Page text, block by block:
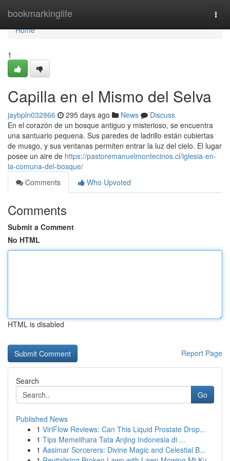
bookmarkinglife
Home
Home
1
Capilla en el Mismo del Selva
jaybpln032866 295 days ago News
Discuss
En el corazón de un bosque antiguo y misterioso, se encuentra
una santuario pequena. Sus paredes de ladrillo están cubiertas
de musgo, y sus ventanas permiten entrar la luz del cielo. El lugar
posee un aire de https://pastoremanuelmontecinos.cl/iglesia-en-
la-comuna-del-bosque/
Comments
Who Upvoted
Comments
Submit a Comment
No HTML
HTML is disabled
Report Page
Search
Go
Published News
1 ViriFlow Reviews: Can This Liquid Prostate Drop...
1 Tips Memelihara Tata Anjing Indonesia di ...
1 Aasimar Sorcerers: Divine Magic and Celestial B...